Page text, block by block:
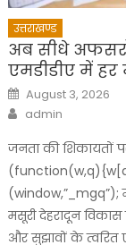
उत्तराखण्ड
अब सीधे
एमडीडीए में हर
Posted
on
August 3, 2026
Author
admin
जनता की शिकायतों
(window,”_mgq”);
मसूरी देहरादून
और सुझावों के त्वरित